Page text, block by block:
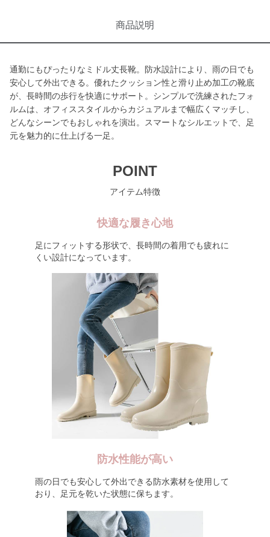
商品説明
通勤にもぴったりなミドル丈長靴。防水設計により、雨の日でも
安心して外出できる。優れたクッション性と滑り止め加工の靴底
が、長時間の歩行を快適にサポート。シンプルで洗練されたフォ
ルムは、オフィススタイルからカジュアルまで幅広くマッチし、
どんなシーンでもおしゃれを演出。スマートなシルエットで、足
元を魅力的に仕上げる一足。
POINT
アイテム特徴
快適な履き心地
足にフィットする形状で、長時間の着用でも疲れに
くい設計になっています。
防水性能が高い
雨の日でも安心して外出できる防水素材を使用して
おり、足元を乾いた状態に保ちます。